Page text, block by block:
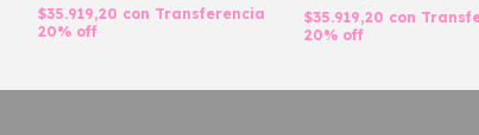
$35.919,20 con Transferencia
20% off
$35.919,20 con
20% off